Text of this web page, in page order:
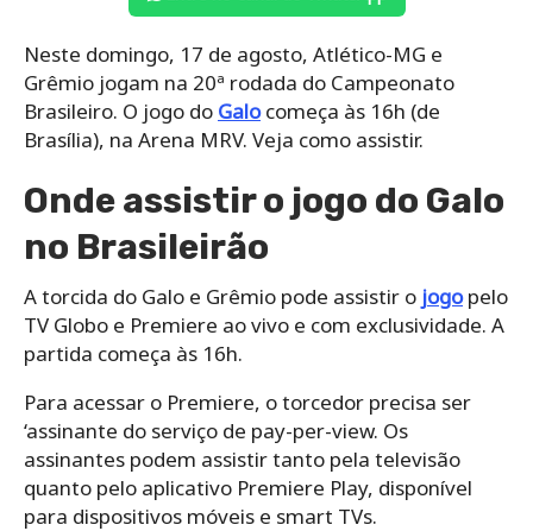
Neste domingo, 17 de agosto, Atlético-MG e
Grêmio jogam na 20ª rodada do Campeonato
Brasileiro. O jogo do Galocomeça às 16h (de
Brasília), na Arena MRV. Veja como assistir.
Onde assistir o jogo do Galo
no Brasileirão
A torcida do Galo e Grêmio pode assistir o jogopelo
TV Globo e Premiere ao vivo e com exclusividade. A
partida começa às 16h.
Para acessar o Premiere, o torcedor precisa ser
‘assinante do serviço de pay-per-view. Os
assinantes podem assistir tanto pela televisão
quanto pelo aplicativo Premiere Play, disponível
para dispositivos móveis e smart TVs.